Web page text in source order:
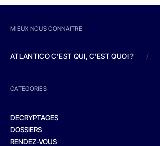
MIEUX NOUS CONNAITRE
ATLANTICO C'EST QUI, C'EST QUOI ? /
CATEGORIES
DECRYPTAGES
DOSSIERS
RENDEZ-VOUS